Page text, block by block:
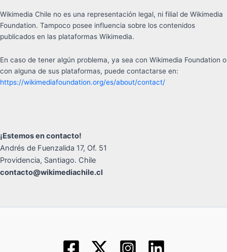
Wikimedia Chile no es una representación legal, ni filial de Wikimedia
Foundation. Tampoco posee influencia sobre los contenidos
publicados en las plataformas Wikimedia.
En caso de tener algún problema, ya sea con Wikimedia Foundation o
con alguna de sus plataformas, puede contactarse en:
https://wikimediafoundation.org/es/about/contact/
¡Estemos en contacto!
Andrés de Fuenzalida 17, Of. 51
Providencia, Santiago. Chile
contacto@wikimediachile.cl